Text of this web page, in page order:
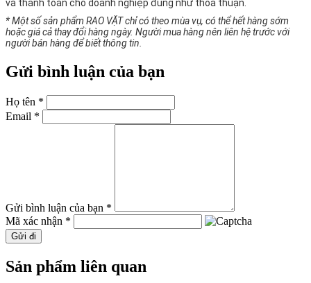
và thanh toán cho doanh nghiệp đúng như thỏa thuận.
* Một số sản phẩm RAO VẶT chỉ có theo mùa vụ, có thể hết hàng sớm
hoặc giá cả thay đổi hàng ngày. Người mua hàng nên liên hệ trước với
người bán hàng để biết thông tin.
Gửi bình luận của bạn
Họ tên *
Email *
Gửi bình luận của bạn *
Mã xác nhận *
Gửi đi
Sản phẩm liên quan